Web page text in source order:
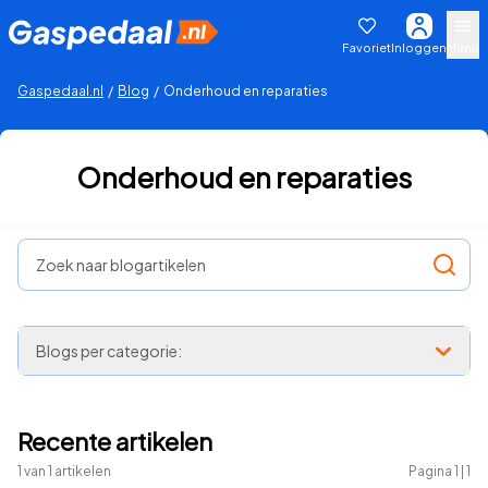
FavorietInloggen
Gaspedaal.nl / Blog / Onderhoud en reparaties
Onderhoud en reparaties
Zoek naar blogartikelen
Blogs per categorie:
Recente artikelen
1 van 1 artikelen Pagina 1 1